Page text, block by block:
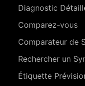
Diagnostic
Comparez-vous
Comparateur de
Rechercher un
Étiquette